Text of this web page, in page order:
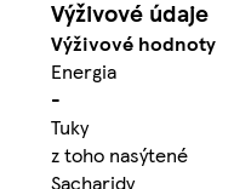
Výživové údaje
Výživové hodnoty
Energia
-
Tuky
z toho nasýtené
Sacharidy